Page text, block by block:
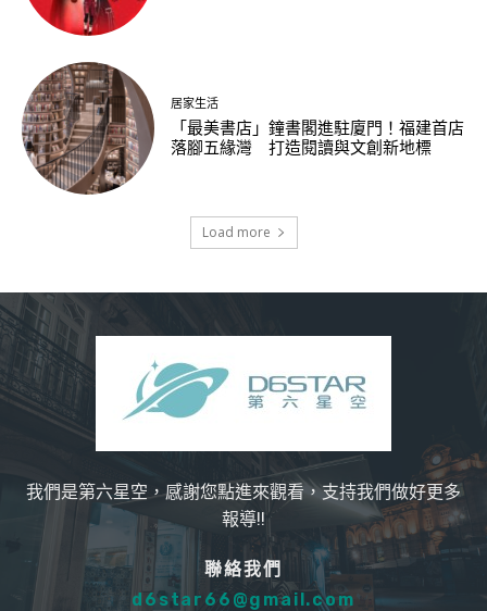
居家生活
「最美書店」鐘書閣進駐廈門！福建首店
落腳五緣灣 打造閱讀與文創新地標
Load more
我們是第六星空，感謝您點進來觀看，支持我們做好更多
報導!!
聯絡我們
d6star66@gmail.com